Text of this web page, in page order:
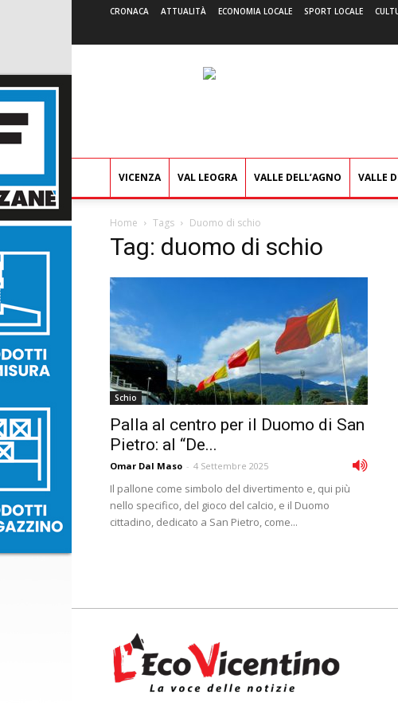
CRONACA ATTUALITÀ ECONOMIA LOCALE SPORT LOCALE
VICENZA VAL LEOGRA VALLE DELL’AGNO VALLE
Home Tags Duomo di schio
Tag: duomo di schio
Schio
Palla al centro per il Duomo di San
Pietro: al “De...
Omar Dal Maso - 4 Settembre 2025
Il pallone come simbolo del divertimento e, qui più
nello specifico, del gioco del calcio, e il Duomo
cittadino, dedicato a San Pietro, come...